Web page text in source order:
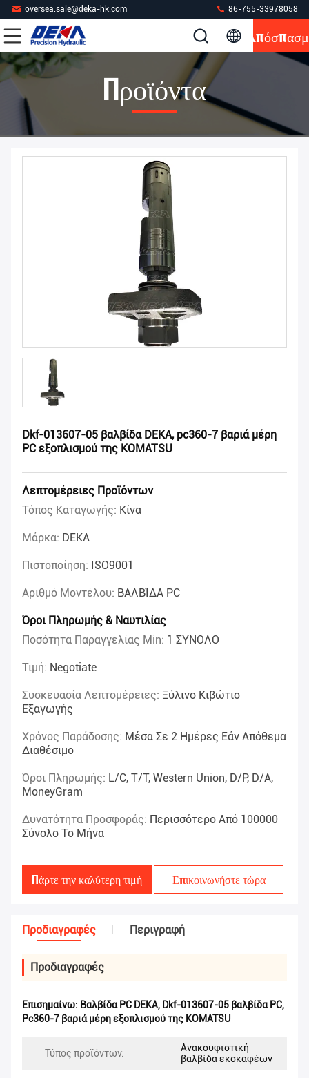
oversea.sale@deka-hk.com 86-755-33978058
Προϊόντα
Dkf-013607-05 βαλβίδα DEKA, pc360-7 βαριά μέρη
PC εξοπλισμού της KOMATSU
Λεπτομέρειες Προϊόντων
Τόπος Καταγωγής: Κίνα
Μάρκα: DEKA
Πιστοποίηση: ISO9001
Αριθμό Μοντέλου: ΒΑΛΒΊΔΑ PC
Όροι Πληρωμής & Ναυτιλίας
Ποσότητα Παραγγελίας Min: 1 ΣΥΝΟΛΟ
Τιμή: Negotiate
Συσκευασία Λεπτομέρειες: Ξύλινο Κιβώτιο
Εξαγωγής
Χρόνος Παράδοσης: Μέσα Σε 2 Ημέρες Εάν Απόθεμα
Διαθέσιμο
Όροι Πληρωμής: L/C, T/T, Western Union, D/P, D/A,
MoneyGram
Δυνατότητα Προσφοράς: Περισσότερο Από 100000
Σύνολο Το Μήνα
Πάρτε την καλύτερη τιμή Επικοινωνήστε τώρα
Προδιαγραφές Περιγραφή
Προδιαγραφές
Επισημαίνω: Βαλβίδα PC DEKA, Dkf-013607-05 βαλβίδα PC,
Pc360-7 βαριά μέρη εξοπλισμού της KOMATSU
Τύπος προϊόντων:
Ανακουφιστική
βαλβίδα εκσκαφέων